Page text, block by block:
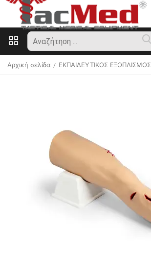
Αρχική σελίδα / ΕΚΠΑΙΔΕΥΤΙΚΟΣ ΕΞΟΠΛΙΣΜΟΣ